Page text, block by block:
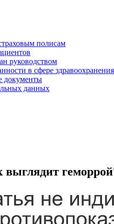
полисам
руководством
в сфере здравоохранения
документы
данных